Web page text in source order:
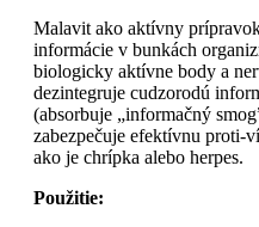
Malavit ako aktívny
informácie v bunkách
biologicky aktívne body a
dezintegruje cudzorodú
(absorbuje „informačný
zabezpečuje efektívnu proti-
ako je chrípka alebo herpes.
Použitie: